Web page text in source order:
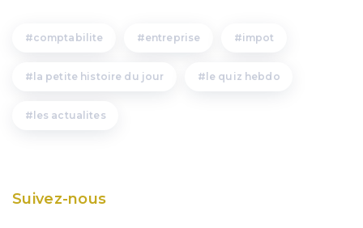
comptabilite entreprise impot
la petite histoire du jour le quiz hebdo
les actualites
Suivez-nous